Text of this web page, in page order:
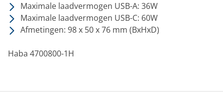
Maximale laadvermogen USB-A: 36W
Maximale laadvermogen USB-C: 60W
Afmetingen: 98 x 50 x 76 mm (BxHxD)
Haba 4700800-1H